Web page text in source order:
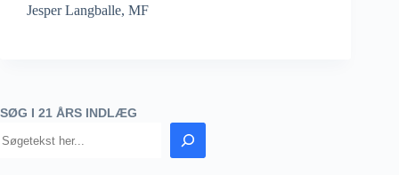
Jesper Langballe, MF
SØG I 21 ÅRS INDLÆG